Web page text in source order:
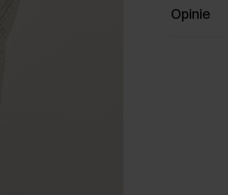
Opinie